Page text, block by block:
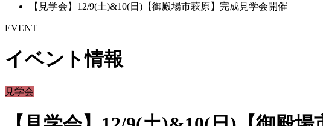
【見学会】12/9(土)&10(日)【御殿場市萩原】完成見学会開催
EVENT
イベント情報
見学会